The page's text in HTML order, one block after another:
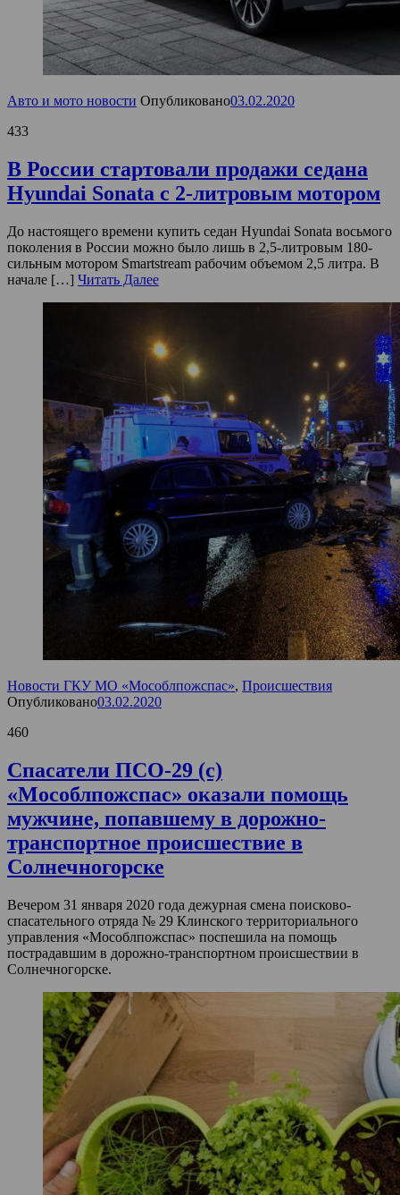
Авто и мото новости Опубликовано03.02.2020
433
В России стартовали продажи седана
Hyundai Sonata с 2-литровым мотором
До настоящего времени купить седан Hyundai Sonata восьмого
поколения в России можно было лишь в 2,5-литровым 180-
сильным мотором Smartstream рабочим объемом 2,5 литра. В
начале […] Читать Далее
Новости ГКУ МО «Мособлпожспас», Происшествия
Опубликовано03.02.2020
460
Спасатели ПСО-29 (с)
«Мособлпожспас» оказали помощь
мужчине, попавшему в дорожно-
транспортное происшествие в
Солнечногорске
Вечером 31 января 2020 года дежурная смена поисково-
спасательного отряда № 29 Клинского территориального
управления «Мособлпожспас» поспешила на помощь
пострадавшим в дорожно-транспортном происшествии в
Солнечногорске.